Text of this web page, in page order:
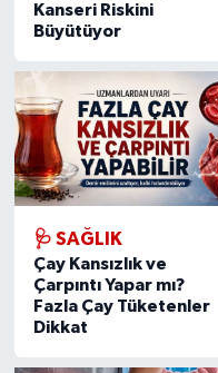
Kanseri Riskini
Büyütüyor
🩺 SAĞLIK
Çay Kansızlık ve
Çarpıntı Yapar mı?
Fazla Çay Tüketenler
Dikkat